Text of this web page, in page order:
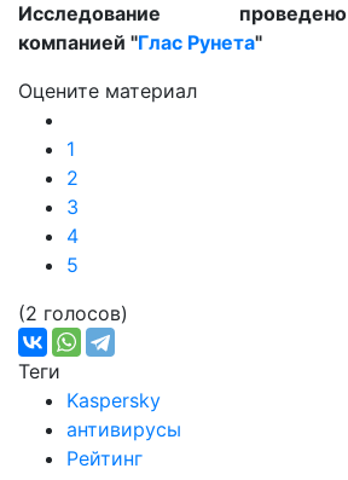
Исследование проведено
компанией "Глас Рунета"
Оцените материал
1
2
3
4
5
(2 голосов)
Теги
Kaspersky
антивирусы
Рейтинг